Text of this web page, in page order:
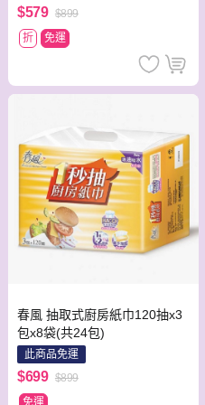
$579 $899
折
免運
春風 抽取式廚房紙巾120抽x3
包x8袋(共24包)
此商品免運
$699 $899